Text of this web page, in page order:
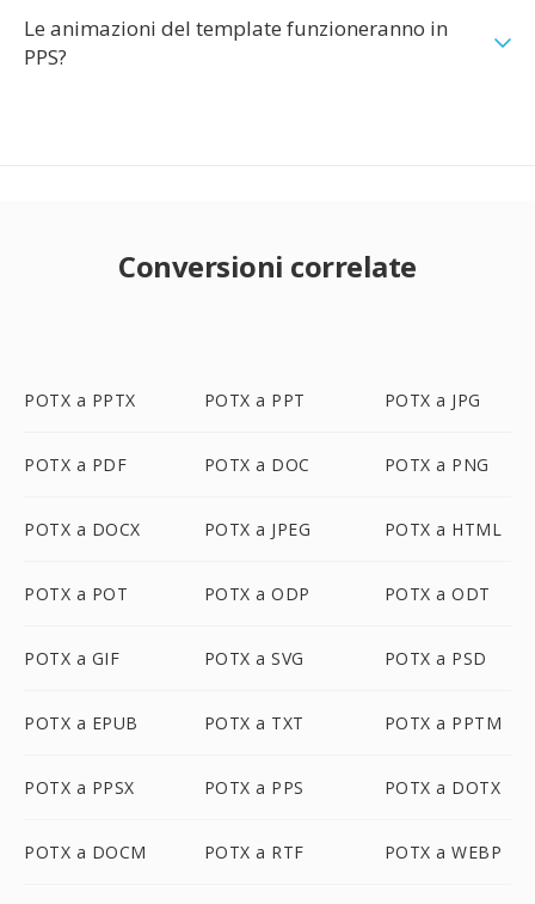
Le animazioni del template funzioneranno in
PPS?
Conversioni correlate
POTX a PPTX POTX a PPT POTX a JPG
POTX a PDF POTX a DOC POTX a PNG
POTX a DOCX POTX a JPEG POTX a HTML
POTX a POT POTX a ODP POTX a ODT
POTX a GIF POTX a SVG POTX a PSD
POTX a EPUB POTX a TXT POTX a PPTM
POTX a PPSX POTX a PPS POTX a DOTX
POTX a DOCM POTX a RTF POTX a WEBP